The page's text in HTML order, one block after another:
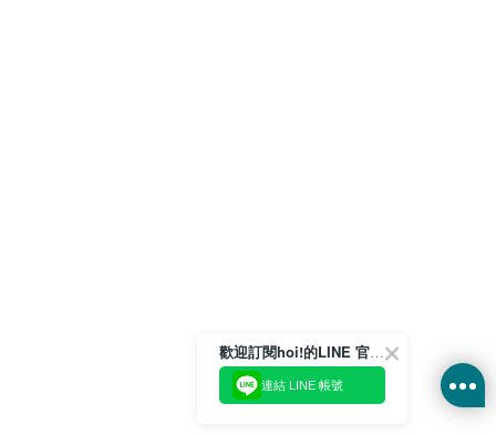
歡迎訂閱hoi!的LINE 官方帳號
連結 LINE 帳號